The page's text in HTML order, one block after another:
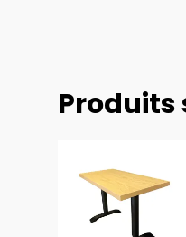
Produits